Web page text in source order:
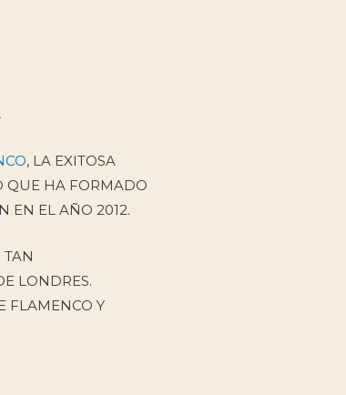
, LA EXITOSA
QUE HA FORMADO
EN EL AÑO 2012.
LONDRES.
FLAMENCO Y